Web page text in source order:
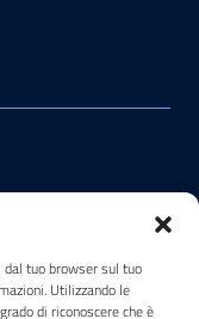
tuo browser sul tuo
Utilizzando le
di riconoscere che è